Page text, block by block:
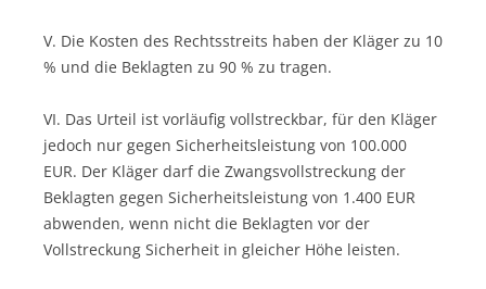
V. Die Kosten des Rechtsstreits haben der Kläger zu 10
% und die Beklagten zu 90 % zu tragen.
VI. Das Urteil ist vorläufig vollstreckbar, für den Kläger
jedoch nur gegen Sicherheitsleistung von 100.000
EUR. Der Kläger darf die Zwangsvollstreckung der
Beklagten gegen Sicherheitsleistung von 1.400 EUR
abwenden, wenn nicht die Beklagten vor der
Vollstreckung Sicherheit in gleicher Höhe leisten.